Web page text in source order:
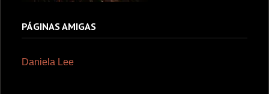
PÁGINAS AMIGAS
Daniela Lee